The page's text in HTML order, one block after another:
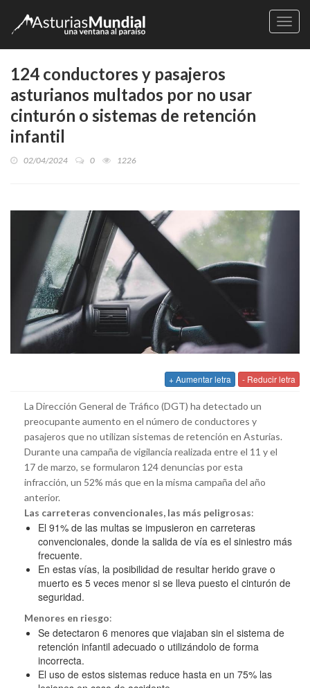
124 conductores y pasajeros
asturianos multados por no usar
cinturón o sistemas de retención
infantil
02/04/2024 0 1226
+ Aumentar letra - Reducir letra
La Dirección General de Tráfico (DGT) ha detectado un
preocupante aumento en el número de conductores y
pasajeros que no utilizan sistemas de retención en Asturias.
Durante una campaña de vigilancia realizada entre el 11 y el
17 de marzo, se formularon 124 denuncias por esta
infracción, un 52% más que en la misma campaña del año
anterior.
Las carreteras convencionales, las más peligrosas:
El 91% de las multas se impusieron en carreteras
convencionales, donde la salida de vía es el siniestro más
frecuente.
En estas vías, la posibilidad de resultar herido grave o
muerto es 5 veces menor si se lleva puesto el cinturón de
seguridad.
Menores en riesgo:
Se detectaron 6 menores que viajaban sin el sistema de
retención infantil adecuado o utilizándolo de forma
incorrecta.
El uso de estos sistemas reduce hasta en un 75% las